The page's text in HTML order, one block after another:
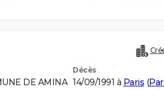
DE AMINA
Décès
14/09/1991 à Paris (